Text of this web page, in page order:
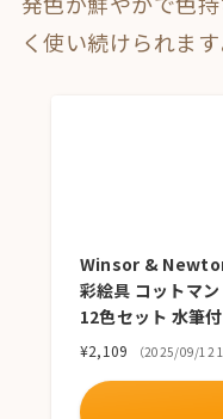
く使い続けられます
Winsor &
彩絵具 コットマ
12色セット 水筆
¥2,109 （2025/09/12